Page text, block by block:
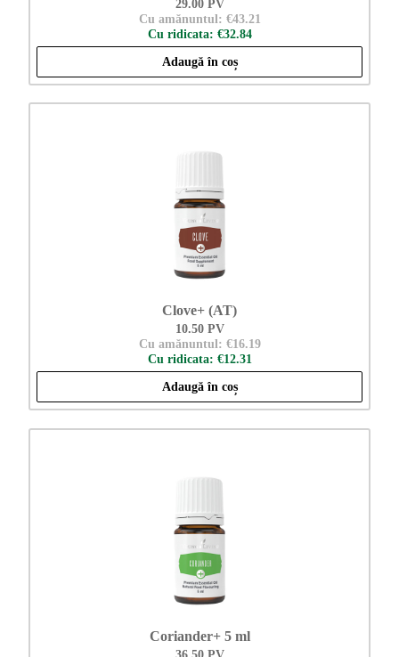
29.00 PV
Cu amănuntul: €43.21
Cu ridicata: €32.84
Adaugă în coș
Clove+ (AT)
10.50 PV
Cu amănuntul: €16.19
Cu ridicata: €12.31
Adaugă în coș
Coriander+ 5 ml